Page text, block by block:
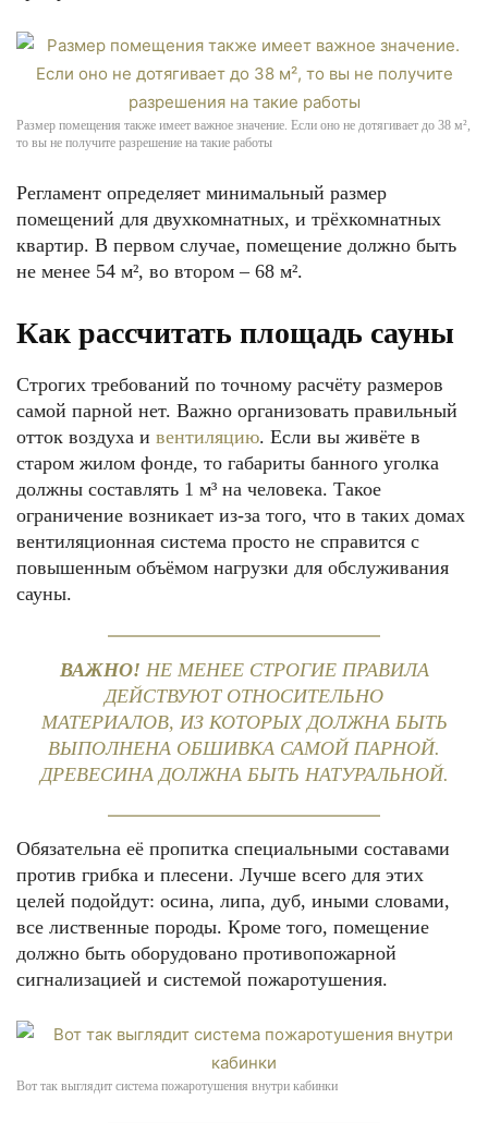
Размер помещения также имеет важное значение. Если оно не дотягивает до 38 м²,
то вы не получите разрешение на такие работы
Регламент определяет минимальный размер
помещений для двухкомнатных, и трёхкомнатных
квартир. В первом случае, помещение должно быть
не менее 54 м², во втором – 68 м².
Как рассчитать площадь сауны
Строгих требований по точному расчёту размеров
самой парной нет. Важно организовать правильный
отток воздуха и вентиляцию. Если вы живёте в
старом жилом фонде, то габариты банного уголка
должны составлять 1 м³ на человека. Такое
ограничение возникает из-за того, что в таких домах
вентиляционная система просто не справится с
повышенным объёмом нагрузки для обслуживания
сауны.
ВАЖНО! НЕ МЕНЕЕ СТРОГИЕ ПРАВИЛА
ДЕЙСТВУЮТ ОТНОСИТЕЛЬНО
МАТЕРИАЛОВ, ИЗ КОТОРЫХ ДОЛЖНА БЫТЬ
ВЫПОЛНЕНА ОБШИВКА САМОЙ ПАРНОЙ.
ДРЕВЕСИНА ДОЛЖНА БЫТЬ НАТУРАЛЬНОЙ.
Обязательна её пропитка специальными составами
против грибка и плесени. Лучше всего для этих
целей подойдут: осина, липа, дуб, иными словами,
все лиственные породы. Кроме того, помещение
должно быть оборудовано противопожарной
сигнализацией и системой пожаротушения.
Вот так выглядит система пожаротушения внутри кабинки